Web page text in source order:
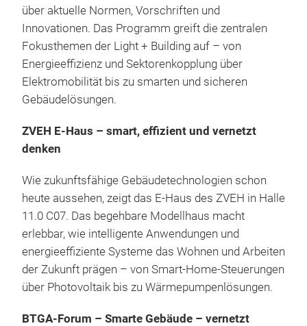
über aktuelle Normen, Vorschriften und
Innovationen. Das Programm greift die zentralen
Fokusthemen der Light + Building auf – von
Energieeffizienz und Sektorenkopplung über
Elektromobilität bis zu smarten und sicheren
Gebäudelösungen.
ZVEH E-Haus – smart, effizient und vernetzt
denken
Wie zukunftsfähige Gebäudetechnologien schon
heute aussehen, zeigt das E-Haus des ZVEH in Halle
11.0 C07. Das begehbare Modellhaus macht
erlebbar, wie intelligente Anwendungen und
energieeffiziente Systeme das Wohnen und Arbeiten
der Zukunft prägen – von Smart-Home-Steuerungen
über Photovoltaik bis zu Wärmepumpenlösungen.
BTGA-Forum – Smarte Gebäude – vernetzt